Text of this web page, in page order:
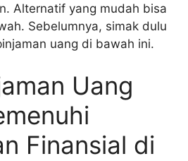
Alternatif yang mudah bisa
Sebelumnya, simak dulu
uang di bawah ini.
Uang
Finansial di